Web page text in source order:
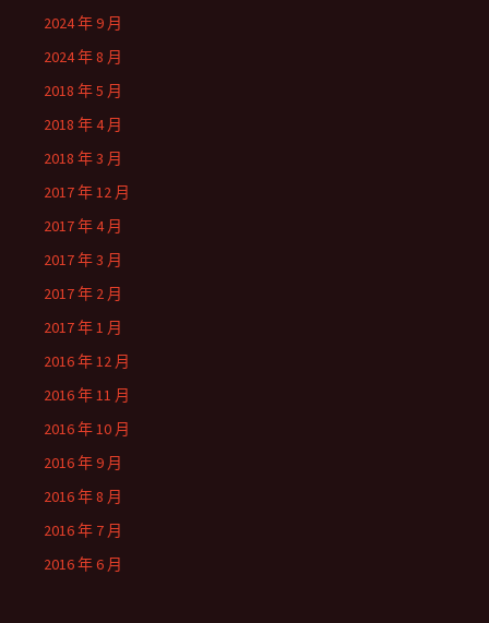
2024 年 9 月
2024 年 8 月
2018 年 5 月
2018 年 4 月
2018 年 3 月
2017 年 12 月
2017 年 4 月
2017 年 3 月
2017 年 2 月
2017 年 1 月
2016 年 12 月
2016 年 11 月
2016 年 10 月
2016 年 9 月
2016 年 8 月
2016 年 7 月
2016 年 6 月